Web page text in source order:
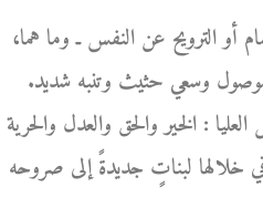
أو الترويح عن النفس ـ وما هما،
موصول وسعي حثيث وتنبه شديد.
: الخير والحق والعدل والحرية
خلالها لبناتٍ جديدةً إلى صروحه